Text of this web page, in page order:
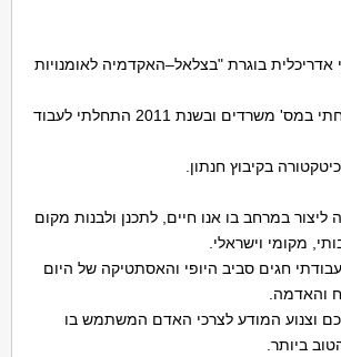
אדריכלית בוגרת "בצלאל–האקדמיה לאומנויות
בשנות עבודתי התמחתי במס' משרדים ובשנת 2011 התחלתי לעבוד
במרחב בו אנו חיים, לתכנן ולבנות מקום
מקומי וישראלי.
חגים סביב היופי והאסתטיקה של היום
והאדמה.
וצנוע המודע לצרכי האדם המשתמש בו
ביותר.